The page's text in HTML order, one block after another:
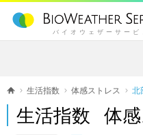
バイオウェザーサービ
生活指数 体感ストレス 北
生活指数 体感